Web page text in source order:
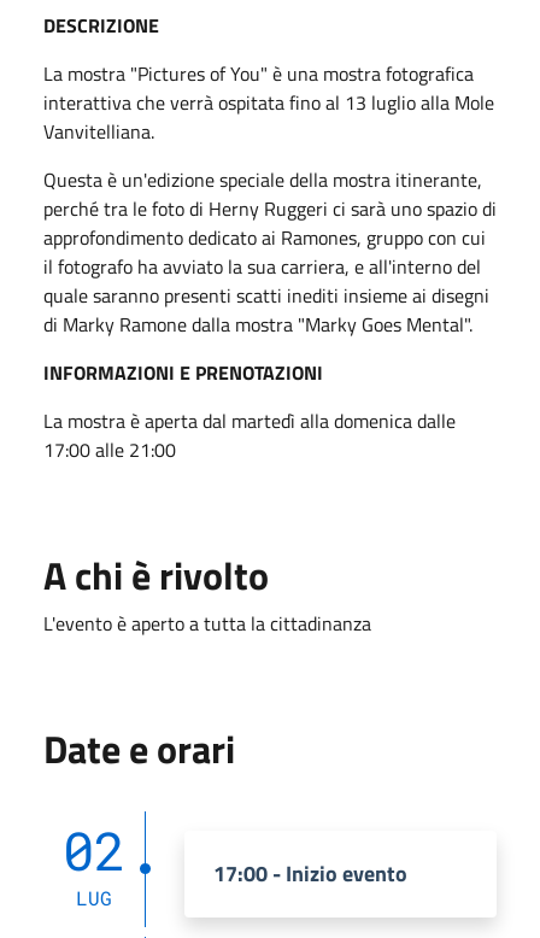
DESCRIZIONE
La mostra "Pictures of You" è una mostra fotografica
interattiva che verrà ospitata fino al 13 luglio alla Mole
Vanvitelliana.
Questa è un'edizione speciale della mostra itinerante,
perché tra le foto di Herny Ruggeri ci sarà uno spazio di
approfondimento dedicato ai Ramones, gruppo con cui
il fotografo ha avviato la sua carriera, e all'interno del
quale saranno presenti scatti inediti insieme ai disegni
di Marky Ramone dalla mostra "Marky Goes Mental".
INFORMAZIONI E PRENOTAZIONI
La mostra è aperta dal martedì alla domenica dalle
17:00 alle 21:00
A chi è rivolto
L'evento è aperto a tutta la cittadinanza
Date e orari
02
LUG
17:00 - Inizio evento